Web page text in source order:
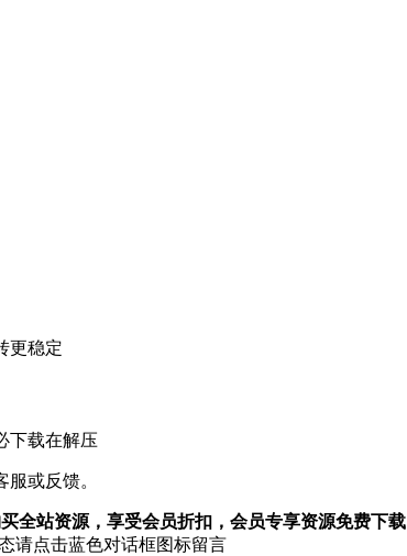
更稳定
下载在解压
或反馈。
全站资源，享受会员折扣，会员专享资源免费下载
请点击蓝色对话框图标留言